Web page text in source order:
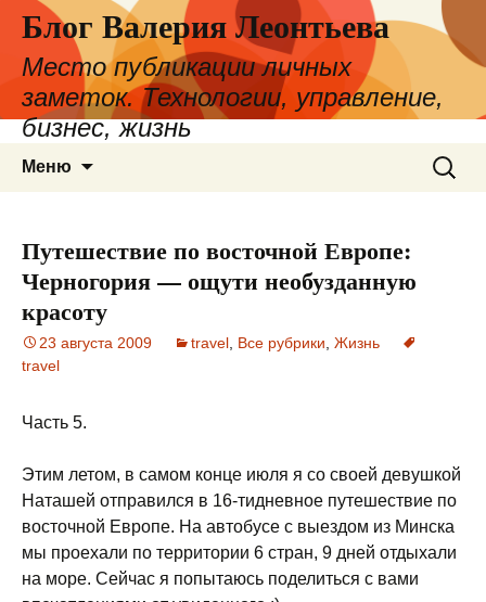
Блог Валерия Леонтьева
Место публикации личных
заметок. Технологии, управление,
бизнес, жизнь
Меню
Найти:
Путешествие по восточной Европе:
Черногория — ощути необузданную
красоту
23 августа 2009 travel Все рубрики Жизнь
travel
Часть 5.
Этим летом, в самом конце июля я со своей девушкой
Наташей отправился в 16-тидневное путешествие по
восточной Европе. На автобусе с выездом из Минска
мы проехали по территории 6 стран, 9 дней отдыхали
на море. Сейчас я попытаюсь поделиться с вами